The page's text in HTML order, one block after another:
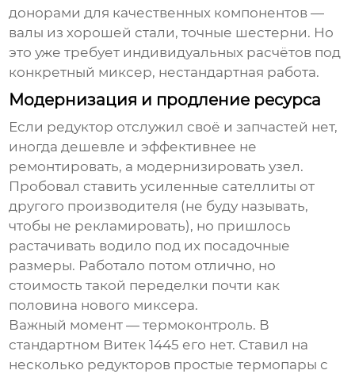
донорами для качественных компонентов —
валы из хорошей стали, точные шестерни. Но
это уже требует индивидуальных расчётов под
конкретный миксер, нестандартная работа.
Модернизация и продление ресурса
Если редуктор отслужил своё и запчастей нет,
иногда дешевле и эффективнее не
ремонтировать, а модернизировать узел.
Пробовал ставить усиленные сателлиты от
другого производителя (не буду называть,
чтобы не рекламировать), но пришлось
растачивать водило под их посадочные
размеры. Работало потом отлично, но
стоимость такой переделки почти как
половина нового миксера.
Важный момент — термоконтроль. В
стандартном Витек 1445 его нет. Ставил на
несколько редукторов простые термопары с